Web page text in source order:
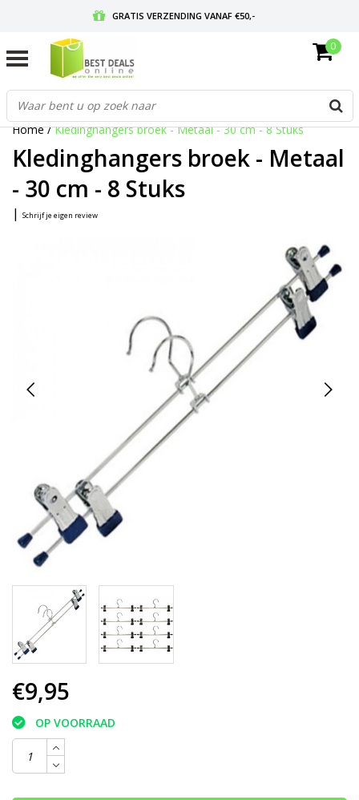
GRATIS VERZENDING VANAF €50,-
GRATIS RETOURNEREN EN 30 DAGEN BEDENKTIJD
0
Home/Kledinghangers broek - Metaal - 30 cm - 8 Stuks
Kledinghangers broek - Metaal
- 30 cm - 8 Stuks
| Schrijf je eigen review
€9,95
OP VOORRAAD